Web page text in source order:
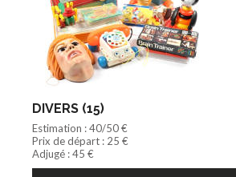
DIVERS (15)
Estimation : 40/50 €
Prix de départ : 25 €
Adjugé : 45 €